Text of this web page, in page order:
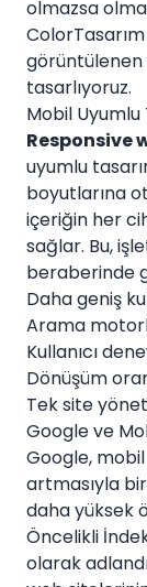
olmazsa
görüntülenen
tasarlıyoruz.
Mobil Uyumlu
Responsive
uyumlu
boyutlarına
içeriğin her
sağlar. Bu,
beraberinde
Daha geniş
Arama
Kullanıcı
Dönüşüm
Tek site
Google ve
Google,
artmasıyla
daha yüksek
Öncelikli
olarak